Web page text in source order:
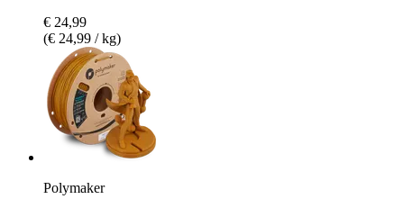
€ 24,99
(€ 24,99 / kg)
Polymaker